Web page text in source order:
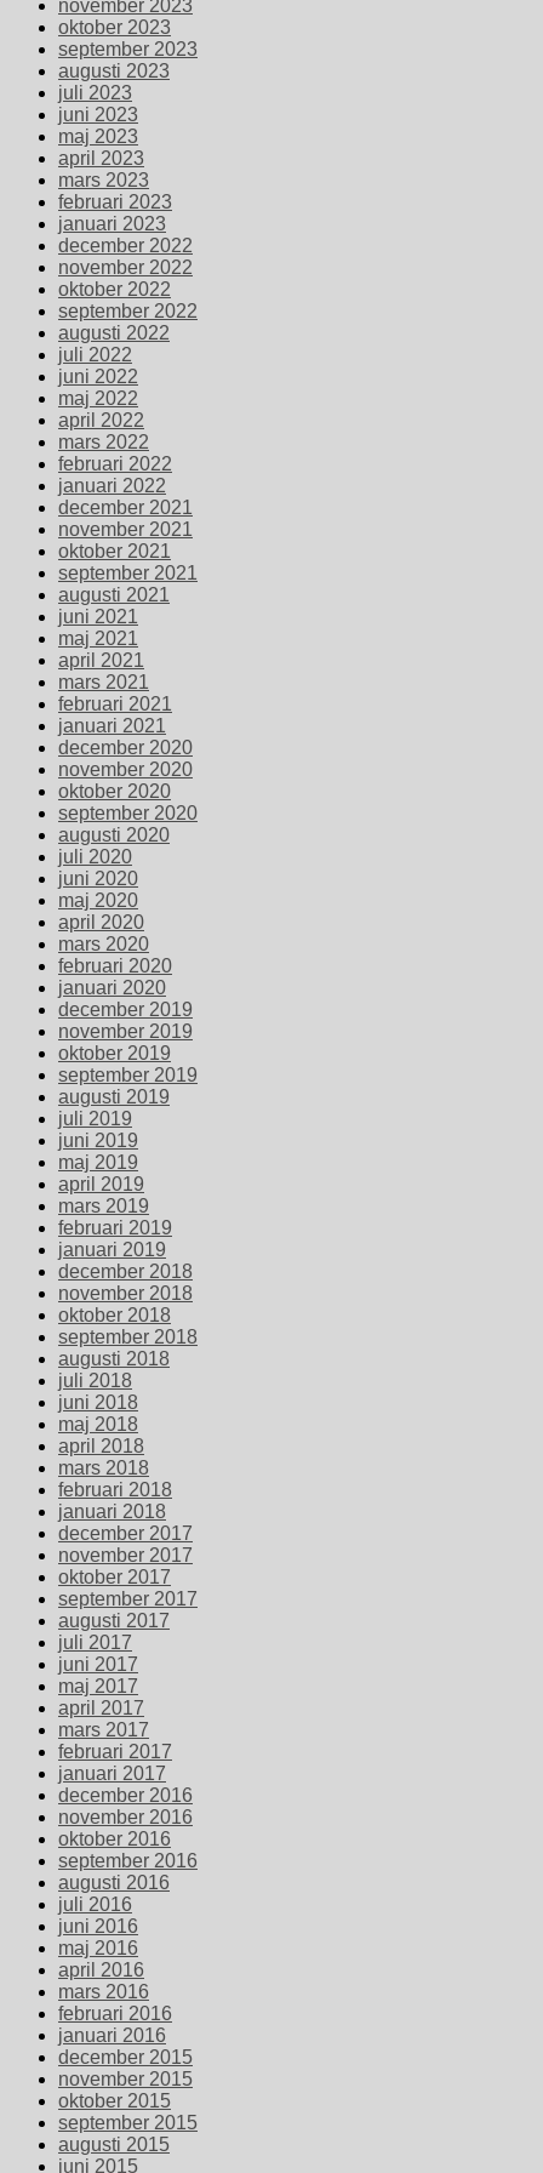
november 2023
oktober 2023
september 2023
augusti 2023
juli 2023
juni 2023
maj 2023
april 2023
mars 2023
februari 2023
januari 2023
december 2022
november 2022
oktober 2022
september 2022
augusti 2022
juli 2022
juni 2022
maj 2022
april 2022
mars 2022
februari 2022
januari 2022
december 2021
november 2021
oktober 2021
september 2021
augusti 2021
juni 2021
maj 2021
april 2021
mars 2021
februari 2021
januari 2021
december 2020
november 2020
oktober 2020
september 2020
augusti 2020
juli 2020
juni 2020
maj 2020
april 2020
mars 2020
februari 2020
januari 2020
december 2019
november 2019
oktober 2019
september 2019
augusti 2019
juli 2019
juni 2019
maj 2019
april 2019
mars 2019
februari 2019
januari 2019
december 2018
november 2018
oktober 2018
september 2018
augusti 2018
juli 2018
juni 2018
maj 2018
april 2018
mars 2018
februari 2018
januari 2018
december 2017
november 2017
oktober 2017
september 2017
augusti 2017
juli 2017
juni 2017
maj 2017
april 2017
mars 2017
februari 2017
januari 2017
december 2016
november 2016
oktober 2016
september 2016
augusti 2016
juli 2016
juni 2016
maj 2016
april 2016
mars 2016
februari 2016
januari 2016
december 2015
november 2015
oktober 2015
september 2015
augusti 2015
juni 2015